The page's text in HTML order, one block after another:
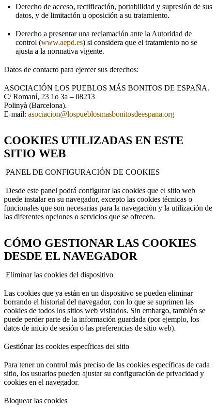
Derecho de acceso, rectificación, portabilidad y supresión de sus
datos, y de limitación u oposición a su tratamiento.
Derecho a presentar una reclamación ante la Autoridad de
control (www.aepd.es) si considera que el tratamiento no se
ajusta a la normativa vigente.
Datos de contacto para ejercer sus derechos:
ASOCIACIÓN LOS PUEBLOS MÁS BONITOS DE ESPAÑA.
C/ Romaní, 23 1o 3a – 08213
Polinyà (Barcelona).
E-mail: asociacion@lospueblosmasbonitosdeespana.org
COOKIES UTILIZADAS EN ESTE
SITIO WEB
PANEL DE CONFIGURACIÓN DE COOKIES
Desde este panel podrá configurar las cookies que el sitio web
puede instalar en su navegador, excepto las cookies técnicas o
funcionales que son necesarias para la navegación y la utilización de
las diferentes opciones o servicios que se ofrecen.
CÓMO GESTIONAR LAS COOKIES
DESDE EL NAVEGADOR
Eliminar las cookies del dispositivo
Las cookies que ya están en un dispositivo se pueden eliminar
borrando el historial del navegador, con lo que se suprimen las
cookies de todos los sitios web visitados. Sin embargo, también se
puede perder parte de la información guardada (por ejemplo, los
datos de inicio de sesión o las preferencias de sitio web).
Gestiónar las cookies específicas del sitio
Para tener un control más preciso de las cookies específicas de cada
sitio, los usuarios pueden ajustar su configuración de privacidad y
cookies en el navegador.
Bloquear las cookies